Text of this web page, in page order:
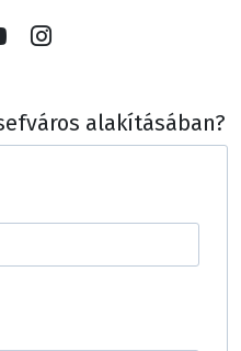
alakításában?